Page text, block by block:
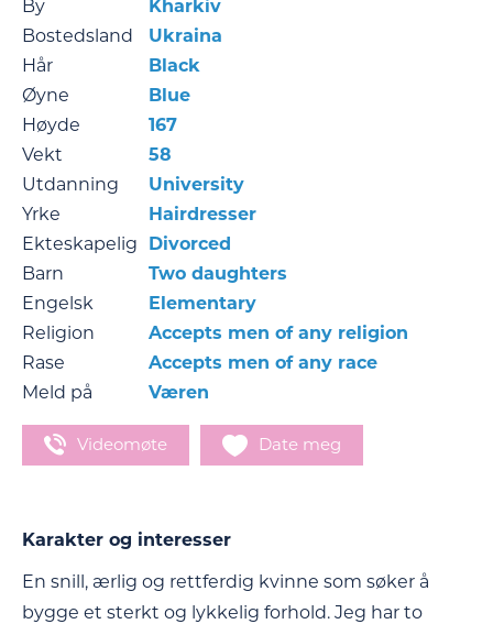
By
Kharkiv
Bostedsland
Ukraina
Hår
Black
Øyne
Blue
Høyde
167
Vekt
58
Utdanning
University
Yrke
Hairdresser
Ekteskapelig
Divorced
Barn
Two daughters
Engelsk
Elementary
Religion
Accepts men of any religion
Rase
Accepts men of any race
Meld på
Væren
Videomøte Date meg
Karakter og interesser
En snill, ærlig og rettferdig kvinne som søker å
bygge et sterkt og lykkelig forhold. Jeg har to